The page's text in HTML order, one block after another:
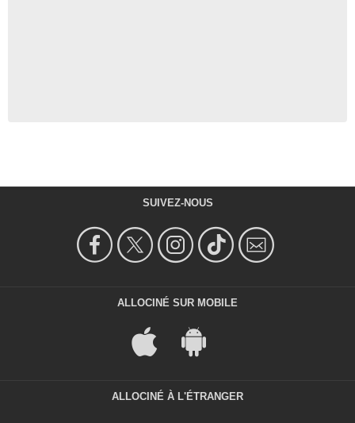
SUIVEZ-NOUS
ALLOCINÉ SUR MOBILE
ALLOCINÉ À L'ÉTRANGER